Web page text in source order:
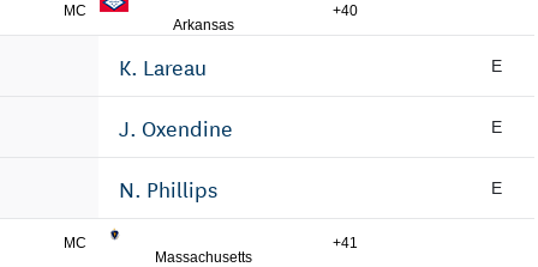
MC
Arkansas
+40
K. Lareau E
J. Oxendine E
N. Phillips E
MC
Massachusetts
+41